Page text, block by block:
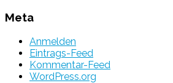
Meta
Anmelden
Eintrags-Feed
Kommentar-Feed
WordPress.org